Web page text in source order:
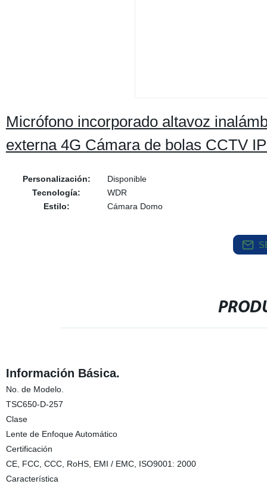
Micrófono incorporado altavoz
externa 4G Cámara de bolas CCTV
Personalización:
Disponible
Tecnología:
WDR
Estilo:
Cámara Domo
Información Básica.
No. de Modelo.
TSC650-D-257
Clase
Lente de Enfoque Automático
Certificación
CE, FCC, CCC, RoHS, EMI / EMC, ISO9001: 2000
Característica